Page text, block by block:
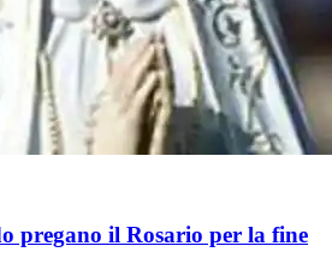
pregano il Rosario per la fine